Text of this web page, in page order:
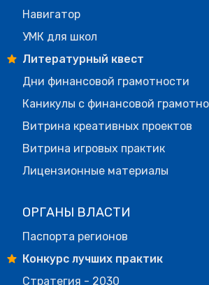
Навигатор
УМК для школ
Литературный квест
Дни финансовой грамотности
Каникулы с финансовой
Витрина креативных проектов
Витрина игровых практик
Лицензионные материалы
ОРГАНЫ ВЛАСТИ
Паспорта регионов
Конкурс лучших практик
Стратегия - 2030